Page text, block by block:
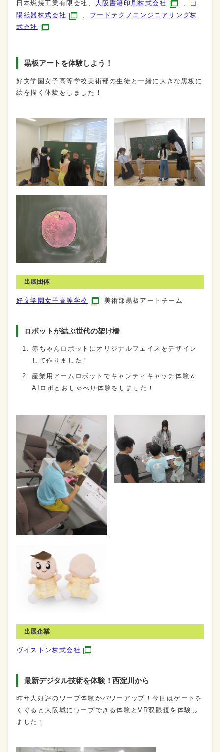
日本燃焼工業有限会社、 大阪書籍印刷株式会社 、 山
陽紙器株式会社
、 フードテクノエンジニアリング株
式会社
黒板アートを体験しよう！
好文学園女子高等学校美術部の生徒と一緒に大きな黒板に
絵を描く体験をしました！
出展団体
好文学園女子高等学校 美術部黒板アートチーム
ロボットが結ぶ世代の架け橋
赤ちゃんロボットにオリジナルフェイスをデザイン
して作りました！
産業用アームロボットでキャンディキャッチ体験＆
AIロボとおしゃべり体験をしました！
出展企業
ヴイストン株式会社
最新デジタル技術を体験！西淀川から
昨年大好評のワープ体験がパワーアップ！今回はゲートを
くぐると大阪城にワープできる体験とVR双眼鏡を体験し
ました！